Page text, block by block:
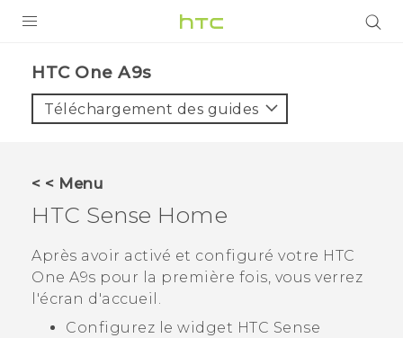
VIVE
ASSISTANCE
Appareils HTC & Accessoires
Connexion
HTC One A9s‎
Téléchargement des guides
< < Menu
HTC Sense Home
Après avoir activé et configuré votre HTC
One A9s pour la première fois, vous verrez
l'écran d'accueil .
Configurez le widget HTC Sense